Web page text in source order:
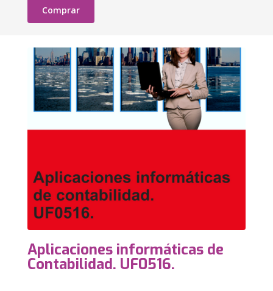
Comprar
Aplicaciones informáticas de
Contabilidad. UF0516.